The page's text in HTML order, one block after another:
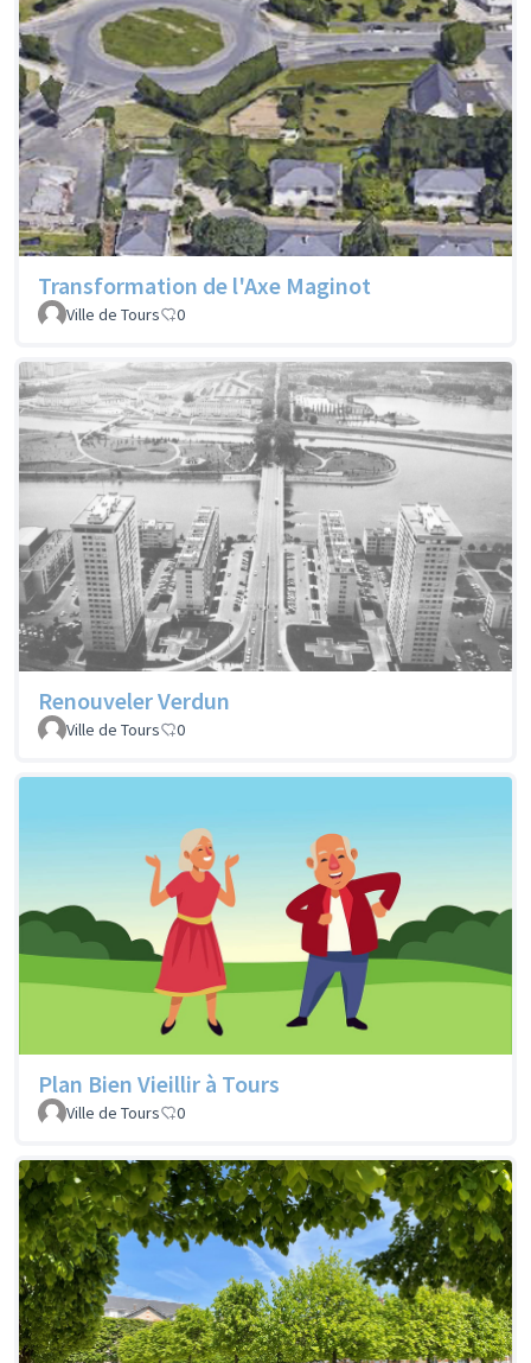
Transformation de l'Axe Maginot
Ville de Tours 0
Renouveler Verdun
Ville de Tours 0
Plan Bien Vieillir à Tours
Ville de Tours 0